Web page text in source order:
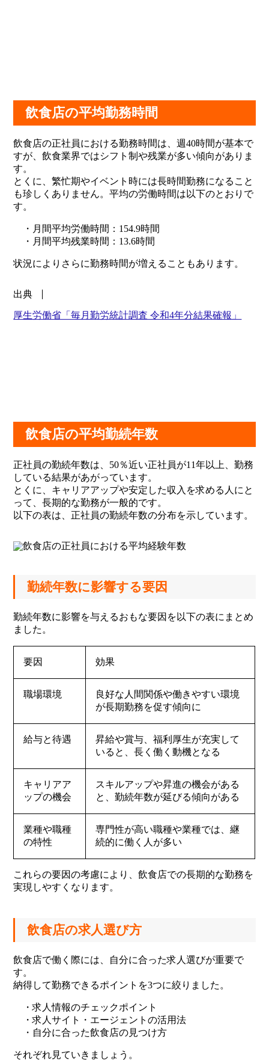
飲食店の平均勤務時間
飲食店の正社員における勤務時間は、週40時間が基本で
すが、飲食業界ではシフト制や残業が多い傾向がありま
す。
とくに、繁忙期やイベント時には長時間勤務になること
も珍しくありません。平均の労働時間は以下のとおりで
す。
・月間平均労働時間：154.9時間
・月間平均残業時間：13.6時間
状況によりさらに勤務時間が増えることもあります。
出典
厚生労働省「毎月勤労統計調査 令和4年分結果確報」
飲食店の平均勤続年数
正社員の勤続年数は、50％近い正社員が11年以上、勤務
している結果があがっています。
とくに、キャリアアップや安定した収入を求める人にと
って、長期的な勤務が一般的です。
以下の表は、正社員の勤続年数の分布を示しています。
勤続年数に影響する要因
勤続年数に影響を与えるおもな要因を以下の表にまとめ
ました。
要因 効果
職場環境
良好な人間関係や働きやすい環境
が長期勤務を促す傾向に
給与と待遇
昇給や賞与、福利厚生が充実して
いると、長く働く動機となる
キャリアア
ップの機会
スキルアップや昇進の機会がある
と、勤続年数が延びる傾向がある
業種や職種
の特性
専門性が高い職種や業種では、継
続的に働く人が多い
これらの要因の考慮により、飲食店での長期的な勤務を
実現しやすくなります。
飲食店の求人選び方
飲食店で働く際には、自分に合った求人選びが重要で
す。
納得して勤務できるポイントを3つに絞りました。
・求人情報のチェックポイント
・求人サイト・エージェントの活用法
・自分に合った飲食店の見つけ方
それぞれ見ていきましょう。